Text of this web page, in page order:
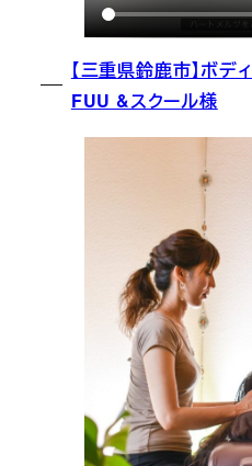
【三重県鈴鹿市】ボデ
FUU &スクール様